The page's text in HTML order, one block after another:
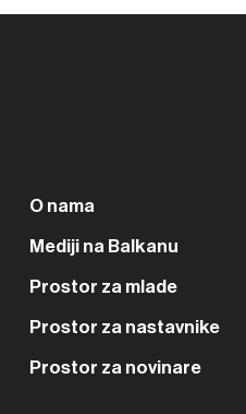
O nama
Mediji na Balkanu
Prostor za mlade
Prostor za nastavnike
Prostor za novinare